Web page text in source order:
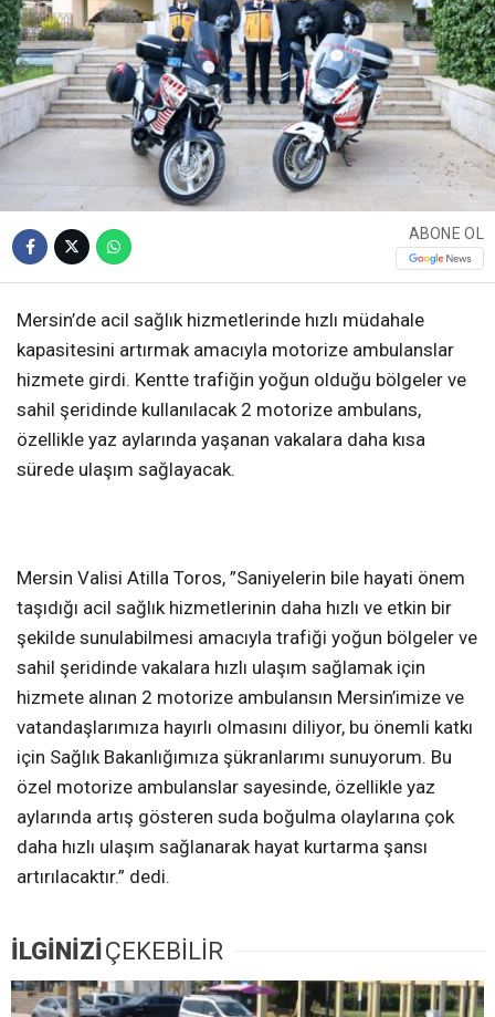
ABONE OL
Mersin’de acil sağlık hizmetlerinde hızlı müdahale
kapasitesini artırmak amacıyla motorize ambulanslar
hizmete girdi. Kentte trafiğin yoğun olduğu bölgeler ve
sahil şeridinde kullanılacak 2 motorize ambulans,
özellikle yaz aylarında yaşanan vakalara daha kısa
sürede ulaşım sağlayacak.
Mersin Valisi Atilla Toros, ”Saniyelerin bile hayati önem
taşıdığı acil sağlık hizmetlerinin daha hızlı ve etkin bir
şekilde sunulabilmesi amacıyla trafiği yoğun bölgeler ve
sahil şeridinde vakalara hızlı ulaşım sağlamak için
hizmete alınan 2 motorize ambulansın Mersin’imize ve
vatandaşlarımıza hayırlı olmasını diliyor, bu önemli katkı
için Sağlık Bakanlığımıza şükranlarımı sunuyorum. Bu
özel motorize ambulanslar sayesinde, özellikle yaz
aylarında artış gösteren suda boğulma olaylarına çok
daha hızlı ulaşım sağlanarak hayat kurtarma şansı
artırılacaktır.” dedi.
İLGİNİZİÇEKEBİLİR